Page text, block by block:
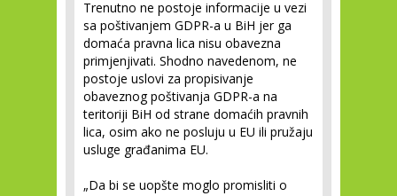
Trenutno ne postoje informacije u vezi
sa poštivanjem GDPR-a u BiH jer ga
domaća pravna lica nisu obavezna
primjenjivati. Shodno navedenom, ne
postoje uslovi za propisivanje
obaveznog poštivanja GDPR-a na
teritoriji BiH od strane domaćih pravnih
lica, osim ako ne posluju u EU ili pružaju
usluge građanima EU.
„Da bi se uopšte moglo promisliti o